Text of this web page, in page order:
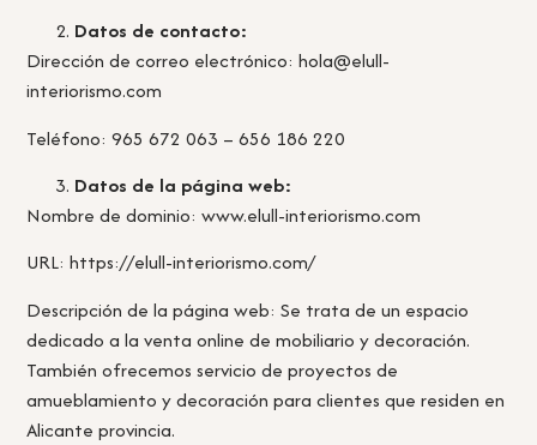
Datos de contacto:
Dirección de correo electrónico: hola@elull-
interiorismo.com
Teléfono: 965 672 063 – 656 186 220
Datos de la página web:
Nombre de dominio: www.elull-interiorismo.com
URL: https://elull-interiorismo.com/
Descripción de la página web: Se trata de un espacio
dedicado a la venta online de mobiliario y decoración.
También ofrecemos servicio de proyectos de
amueblamiento y decoración para clientes que residen en
Alicante provincia.